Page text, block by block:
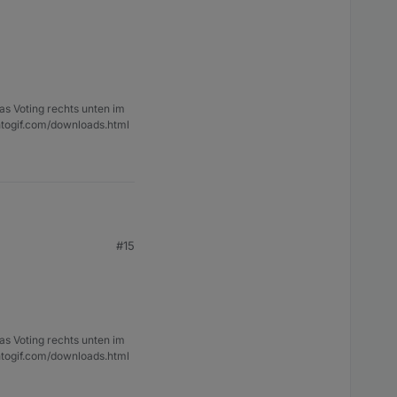
Voting rechts unten im
downloads.html
#15
Voting rechts unten im
downloads.html